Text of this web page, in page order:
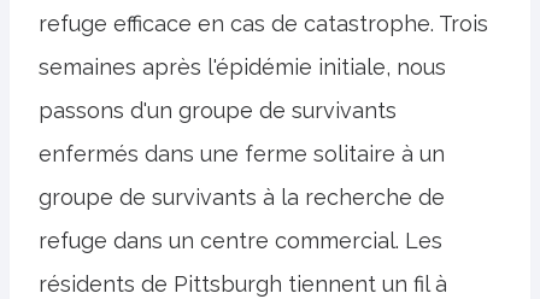
refuge efficace en cas de catastrophe. Trois
semaines après l'épidémie initiale, nous
passons d'un groupe de survivants
enfermés dans une ferme solitaire à un
groupe de survivants à la recherche de
refuge dans un centre commercial. Les
résidents de Pittsburgh tiennent un fil à